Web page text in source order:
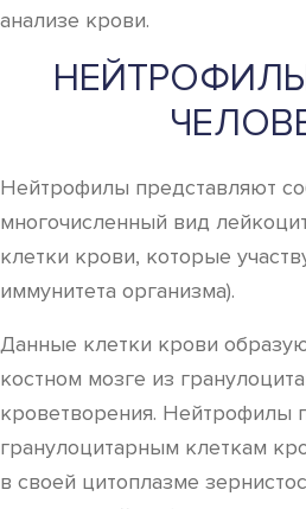
анализе крови.
Нейтрофилы представляют
многочисленный вид
клетки крови, которые
иммунитета организма).
Данные клетки крови
костном мозге из
кроветворения. Нейтрофилы
гранулоцитарным клеткам
в своей цитоплазме